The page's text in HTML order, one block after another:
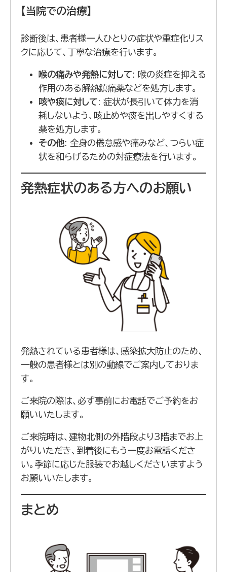
【当院での治療】
診断後は、患者様一人ひとりの症状や重症化リス
クに応じて、丁寧な治療を行います。
喉の痛みや発熱に対して: 喉の炎症を抑える
作用のある解熱鎮痛薬などを処方します。
咳や痰に対して: 症状が長引いて体力を消
耗しないよう、咳止めや痰を出しやすくする
薬を処方します。
その他: 全身の倦怠感や痛みなど、つらい症
状を和らげるための対症療法を行います。
発熱症状のある方へのお願い
発熱されている患者様は、感染拡大防止のため、
一般の患者様とは別の動線でご案内しておりま
す。
ご来院の際は、必ず事前にお電話でご予約をお
願いいたします。
ご来院時は、建物北側の外階段より3階までお上
がりいただき、到着後にもう一度お電話くださ
い。季節に応じた服装でお越しくださいますよう
お願いいたします。
まとめ